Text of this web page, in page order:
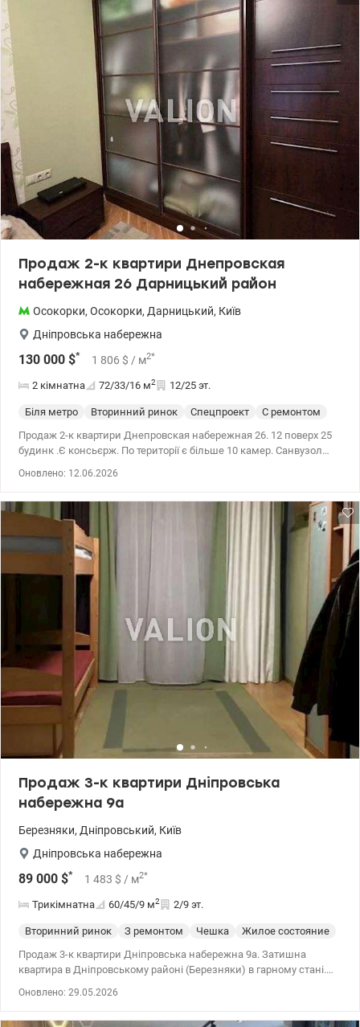
valion.ua/1151416
Продаж 2-к квартири Днепровская
набережная 26 Дарницький район
Осокорки, Осокорки, Дарницький, Київ
Дніпровська набережна
130 000 $* 1 806 $ / м2*
2 кімнатна 72/33/16 м2 12/25 эт.
Біля метро Вторинний ринок Спецпроект
С ремонтом
Продаж 2-к квартири Днепровская набережная 26. 12 поверх 25
будинк .Є консьєрж. По території є більше 10 камер. Санвузол
Вода з центрального водопровода. Бойлер. Інтернет проведено -
працює при відключенні світла. Під час відключень світла, ліфти
, водопостачання та опалення працюють. До метро 3 хв пішки.
044 200 10 80 Valion.ua/1150011
Оновлено: 12.06.2026
Продаж 3-к квартири Дніпровська
набережна 9а
Березняки, Дніпровський, Київ
Дніпровська набережна
89 000 $* 1 483 $ / м2*
Трикімнатна 60/45/9 м2 2/9 эт.
Вторинний ринок З ремонтом Чешка
Жилое состояние
Продаж 3-к квартири Дніпровська набережна 9а. Затишна
квартира в Дніпровському районі (Березняки) в гарному стані.
Оновлено: 29.05.2026